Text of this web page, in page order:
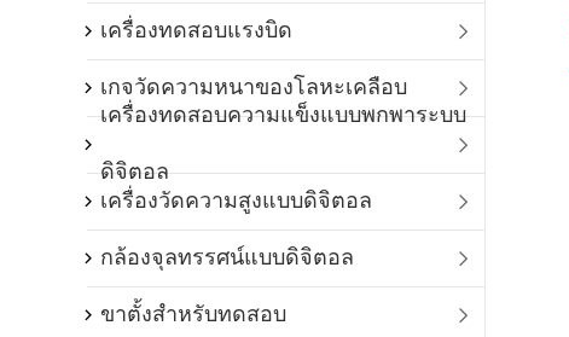
 เครื่องทดสอบแรงบิด
 เกจวัดความหนาของโลหะเคลือบ

เครื่องทดสอบความแข็งแบบพกพาระบบ
ดิจิตอล
 เครื่องวัดความสูงแบบดิจิตอล
 กล้องจุลทรรศน์แบบดิจิตอล
 ขาตั้งสำหรับทดสอบ